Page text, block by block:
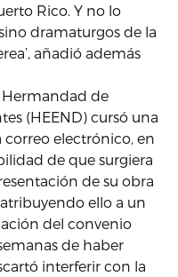
Rico. Y no lo
dramaturgos de la
añadió además
Hermandad de
(HEEND) cursó una
correo electrónico, en
de que surgiera
de su obra
ello a un
del convenio
de haber
interferir con la